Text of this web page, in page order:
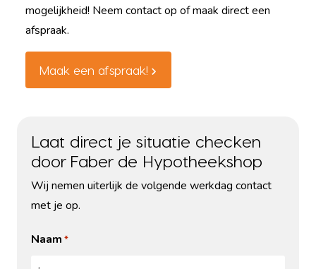
mogelijkheid! Neem contact op of maak direct een
afspraak.
Maak een afspraak!
Laat direct je situatie checken
door Faber de Hypotheekshop
Wij nemen uiterlijk de volgende werkdag contact
met je op.
Naam *